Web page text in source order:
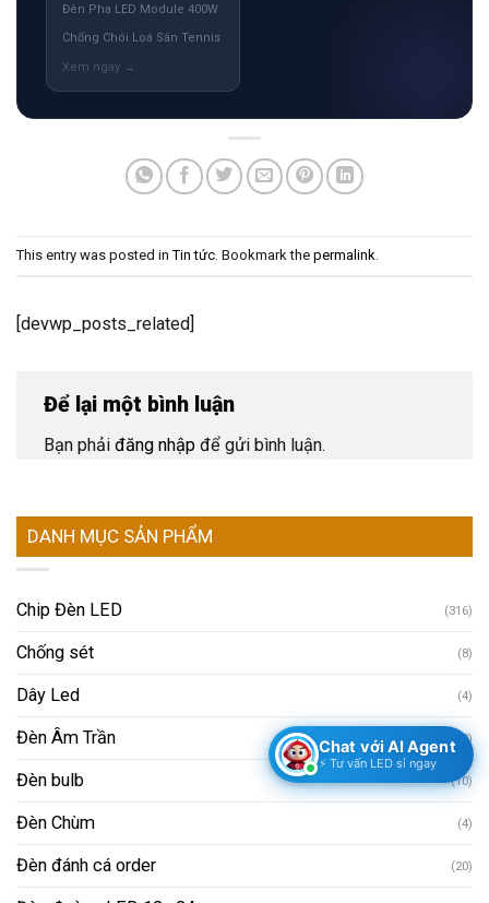
Đèn Pha LED Module 400W
Chống Chói Loá Sân Tennis
This entry was posted inTin tức . Bookmark the permalink
[devwp_posts_related]
Để lại một bình luận
Bạn phải đăng nhập để gửi bình luận.
DANH MỤC SẢN PHẨM
Chip Đèn LED (316)
Chống sét (8)
Dây Led (4)
Đèn Âm Trần (130)
Đèn bulb (10)
Đèn Chùm (4)
Đèn đánh cá order (20)
Chat với AI Agent
⚡ Tư vấn LED sỉ ngay